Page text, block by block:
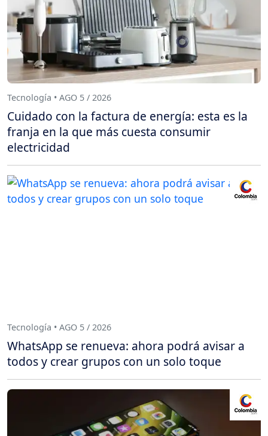
Tecnología • AGO 5 / 2026
Cuidado con la factura de energía: esta es la
franja en la que más cuesta consumir
electricidad
Tecnología • AGO 5 / 2026
WhatsApp se renueva: ahora podrá avisar a
todos y crear grupos con un solo toque